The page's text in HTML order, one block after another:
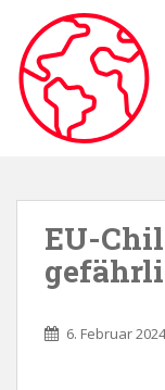
EU-
6. Februar 2024